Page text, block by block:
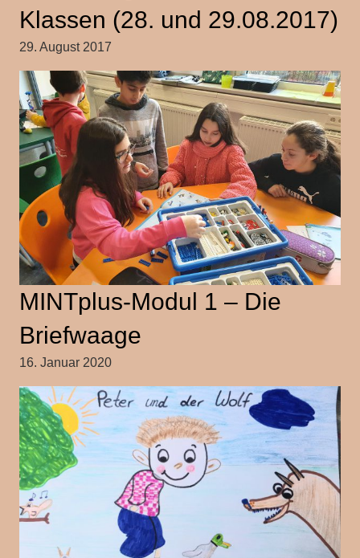
Klassen (28. und 29.08.2017)
29. August 2017
MINTplus-Modul 1 – Die
Briefwaage
16. Januar 2020